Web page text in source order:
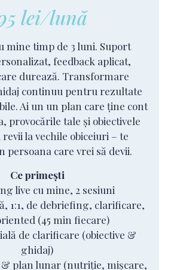
lei/lună
mine timp de 3 luni. Suport
feedback aplicat,
durează. Transformare
continuu pentru rezultate
Ai un un plan care ține cont
provocările tale și obiectivele
la vechile obiceiuri – te
care vrei să devii.
Ce primești
live cu mine, 2 sesiuni
1:1, de debriefing, clarificare,
(45 min fiecare)
de clarificare (obiective &
ghidaj)
& plan lunar (nutriție, mișcare,